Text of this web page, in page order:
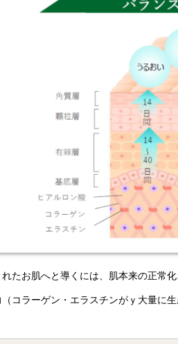
れたお肌へと導くには、肌本来の正常
コラーゲン・エラスチンがｙ大量に